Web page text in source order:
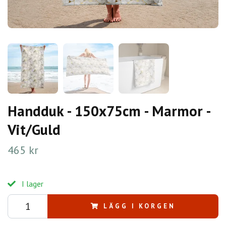
Handduk - 150x75cm - Marmor -
Vit/Guld
465 kr
I lager
LÄGG I KORGEN